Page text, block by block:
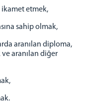
ikamet etmek,
sahip olmak,
aranılan diploma,
aranılan diğer